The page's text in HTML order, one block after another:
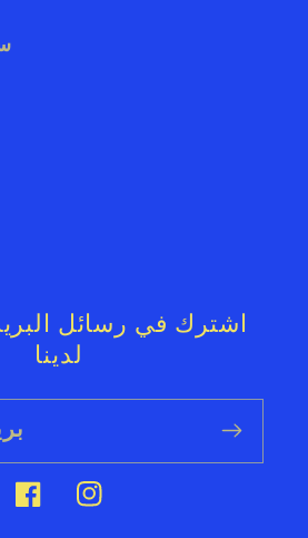
اشترك في رسائل
لدينا
فيسبوكإنستغرام